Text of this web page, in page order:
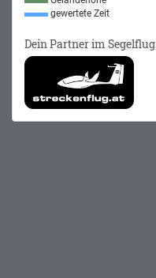
gewertete Zeit
Dein Partner im Segelflug